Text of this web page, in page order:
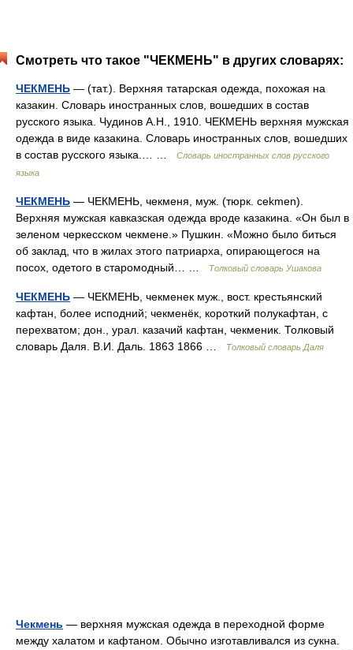
Смотреть что такое "ЧЕКМЕНЬ" в других словарях:
ЧЕКМЕНЬ — (тат.). Верхняя татарская одежда, похожая на
казакин. Словарь иностранных слов, вошедших в состав
русского языка. Чудинов А.Н., 1910. ЧЕКМЕНЬ верхняя мужская
одежда в виде казакина. Словарь иностранных слов, вошедших
в состав русского языка.… …
Словарь иностранных слов русского
языка
ЧЕКМЕНЬ — ЧЕКМЕНЬ, чекменя, муж. (тюрк. cekmen).
Верхняя мужская кавказская одежда вроде казакина. «Он был в
зеленом черкесском чекмене.» Пушкин. «Можно было биться
об заклад, что в жилах этого патриарха, опирающегося на
посох, одетого в старомодный… …
Толковый словарь Ушакова
ЧЕКМЕНЬ — ЧЕКМЕНЬ, чекменек муж., вост. крестьянский
кафтан, более исподний; чекменёк, короткий полукафтан, с
перехватом; дон., урал. казачий кафтан, чекменик. Толковый
словарь Даля. В.И. Даль. 1863 1866 …
Толковый словарь Даля
Чекмень — верхняя мужская одежда в переходной форме
между халатом и кафтаном. Обычно изготавливался из сукна.